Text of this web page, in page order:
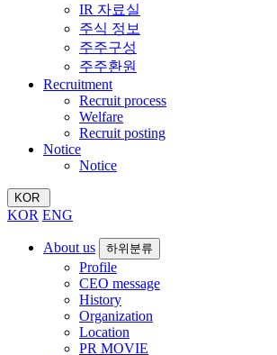
IR 자료실
주식 정보
주주구성
주주환원
Recruitment
Recruit process
Welfare
Recruit posting
Notice
Notice
KOR
KOR ENG
About us 하위분류
Profile
CEO message
History
Organization
Location
PR MOVIE